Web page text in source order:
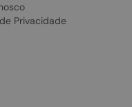
Privacidade